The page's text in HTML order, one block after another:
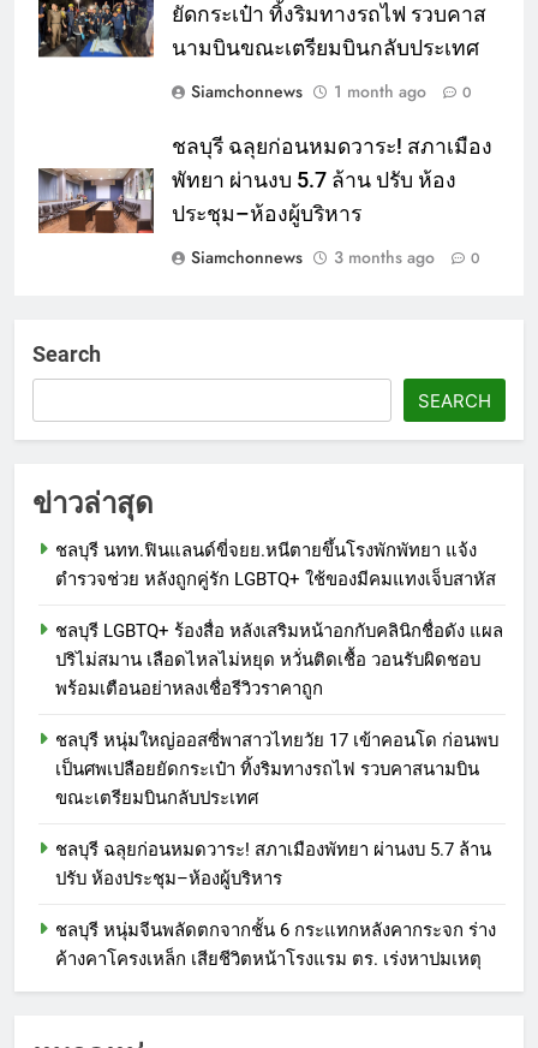
ยัดกระเป๋า ทิ้งริมทางรถไฟ รวบคาส
นามบินขณะเตรียมบินกลับประเทศ
Siamchonnews
1 month ago 0
ชลบุรี ฉลุยก่อนหมดวาระ! สภาเมือง
พัทยา ผ่านงบ 5.7 ล้าน ปรับ ห้อง
ประชุม–ห้องผู้บริหาร
Siamchonnews
3 months ago 0
Search
SEARCH
ข่าวล่าสุด
ชลบุรี นทท.ฟินแลนด์ขี่จยย.หนีตายขึ้นโรงพักพัทยา แจ้ง
ตำรวจช่วย หลังถูกคู่รัก LGBTQ+ ใช้ของมีคมแทงเจ็บสาหัส
ชลบุรี LGBTQ+ ร้องสื่อ หลังเสริมหน้าอกกับคลินิกชื่อดัง แผล
ปริไม่สมาน เลือดไหลไม่หยุด หวั่นติดเชื้อ วอนรับผิดชอบ
พร้อมเตือนอย่าหลงเชื่อรีวิวราคาถูก
ชลบุรี หนุ่มใหญ่ออสซี่พาสาวไทยวัย 17 เข้าคอนโด ก่อนพบ
เป็นศพเปลือยยัดกระเป๋า ทิ้งริมทางรถไฟ รวบคาสนามบิน
ขณะเตรียมบินกลับประเทศ
ชลบุรี ฉลุยก่อนหมดวาระ! สภาเมืองพัทยา ผ่านงบ 5.7 ล้าน
ปรับ ห้องประชุม–ห้องผู้บริหาร
ชลบุรี หนุ่มจีนพลัดตกจากชั้น 6 กระแทกหลังคากระจก ร่าง
ค้างคาโครงเหล็ก เสียชีวิตหน้าโรงแรม ตร. เร่งหาปมเหตุ